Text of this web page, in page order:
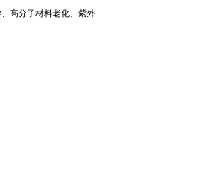
高分子材料老化、紫外